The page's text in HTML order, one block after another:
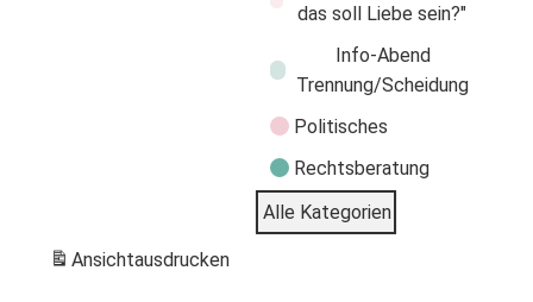
das soll Liebe sein?"
Info-Abend
Trennung/Scheidung
Politisches
Rechtsberatung
Alle Kategorien
Ansichtausdrucken